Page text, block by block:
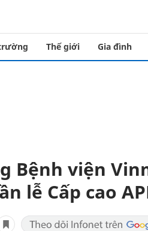
Thế giới Gia đình
Bệnh viện
lễ Cấp cao